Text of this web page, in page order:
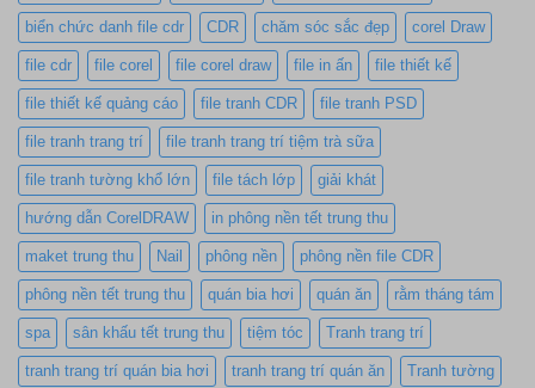
biển chức danh file cdr CDR chăm sóc sắc đẹp corel Draw
file cdr file corel file corel draw file in ấn file thiết kế
file thiết kế quảng cáo file tranh CDR file tranh PSD
file tranh trang trí file tranh trang trí tiệm trà sữa
file tranh tường khổ lớn file tách lớp giải khát
hướng dẫn CorelDRAW in phông nền tết trung thu
maket trung thu Nail phông nền phông nền file CDR
phông nền tết trung thu quán bia hơi quán ăn rằm tháng tám
spa sân khấu tết trung thu tiệm tóc Tranh trang trí
tranh trang trí quán bia hơi tranh trang trí quán ăn Tranh tường